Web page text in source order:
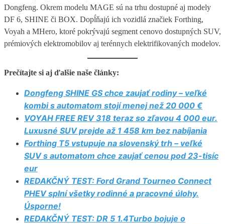
Dongfeng. Okrem modelu MAGE sú na trhu dostupné aj modely
DF 6, SHINE či BOX. Dopĺňajú ich vozidlá značiek Forthing,
Voyah a MHero, ktoré pokrývajú segment cenovo dostupných SUV,
prémiových elektromobilov aj terénnych elektrifikovaných modelov.
Prečítajte si aj ďalšie naše články:
Dongfeng SHINE GS chce zaujať rodiny – veľké
kombi s automatom stojí menej než 20 000 €
VOYAH FREE REV 318 teraz so zľavou 4 000 eur.
Luxusné SUV prejde až 1 458 km bez nabíjania
Forthing T5 vstupuje na slovenský trh – veľké
SUV s automatom chce zaujať cenou pod 23-tisíc
eur
REDAKČNÝ TEST: Ford Grand Tourneo Connect
PHEV splní všetky rodinné a pracovné úlohy.
Úsporne!
REDAKČNÝ TEST: DR 5 1.4Turbo bojuje o